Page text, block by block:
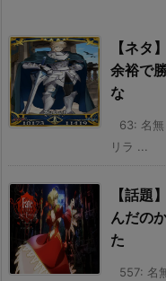
【ネタ
余裕で
な
63: 名
リラ ...
【話題
んだの
た
557: 名